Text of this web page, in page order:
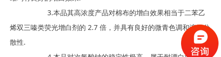
3.本品其高浓度产品对棉布的增白效果相当于二苯乙
烯双三嗪类荧光增白剂的 2.7 倍，并具有良好的微青色调和溶解分
散性.